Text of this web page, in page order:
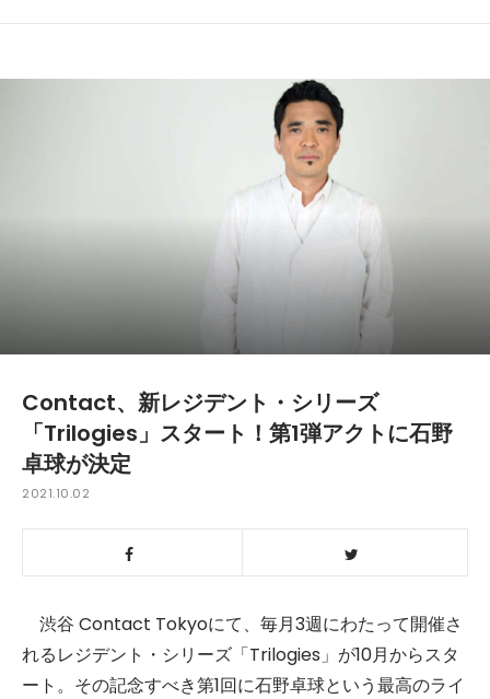
Contact、新レジデント・シリーズ
「Trilogies」スタート！第1弾アクトに石野
卓球が決定
2021.10.02
渋谷 Contact Tokyoにて、毎月3週にわたって開催さ
れるレジデント・シリーズ「Trilogies」が10月からスタ
ート。その記念すべき第1回に石野卓球という最高のライ